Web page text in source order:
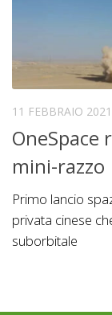
11 FEBBRAIO 2021
OneSpace
mini-razzo
Primo lancio
privata cinese
suborbitale